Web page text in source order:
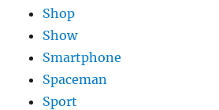
Shop
Show
Smartphone
Spaceman
Sport